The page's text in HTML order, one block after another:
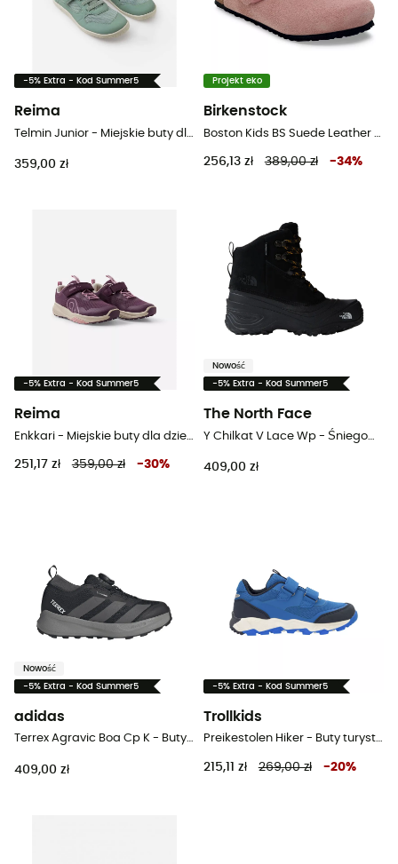
-5% Extra - Kod Summer5
Reima
359,00 zł
Projekt eko
Birkenstock
256,13 zł 389,00 zł -34%
-5% Extra - Kod Summer5
Reima
251,17 zł 359,00 zł -30%
Nowość
-5% Extra - Kod Summer5
The North Face
409,00 zł
Nowość
-5% Extra - Kod Summer5
adidas
Terrex Agravic Boa Cp K - Buty trailowe dla dzieci
409,00 zł
-5% Extra - Kod Summer5
Trollkids
Preikestolen Hiker - Buty turystyczne dla dzieci
215,11 zł 269,00 zł -20%